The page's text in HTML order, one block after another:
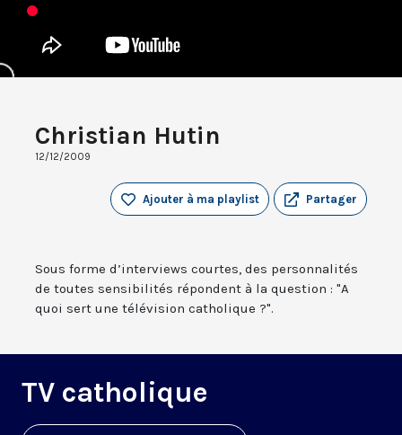
Christian Hutin
12/12/2009
Partager
Ajouter à ma playlist
Sous forme d’interviews courtes, des personnalités
de toutes sensibilités répondent à la question : "A
quoi sert une télévision catholique ?".
TV catholique